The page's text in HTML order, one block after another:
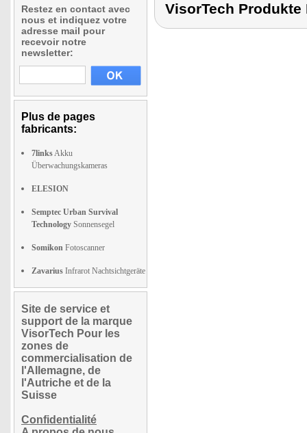
Restez en contact avec
nous et indiquez votre
adresse mail pour
recevoir notre
newsletter:
Plus de pages
fabricants:
7linksAkku
Überwachungskameras
ELESION
Semptec Urban Survival
Technology Sonnensegel
Somikon Fotoscanner
Zavarius Infrarot Nachtsichtgeräte
Site de service et
support de la marque
VisorTech Pour les
zones de
commercialisation de
l'Allemagne, de
l'Autriche et de la
Suisse
Confidentialité
VisorTech Produkte